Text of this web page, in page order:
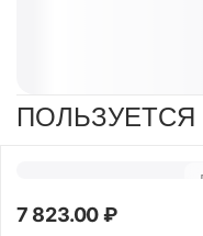
7 823.00₽